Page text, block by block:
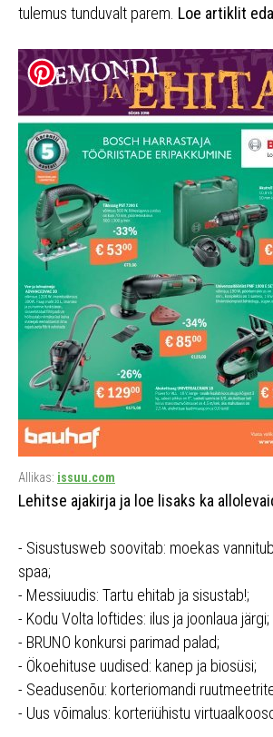
tulemus tunduvalt parem. Loe artiklit
Allikas: issuu.com
Lehitse ajakirja ja loe lisaks ka
- Sisustusweb soovitab: moekas
spaa;
- Messiuudis: Tartu ehitab ja sisustab!;
- Kodu Volta loftides: ilus ja joonlaua järgi;
- BRUNO konkursi parimad palad;
- Ökoehituse uudised: kanep ja biosüsi;
- Seadusenõu: korteriomandi
- Uus võimalus: korteriühistu